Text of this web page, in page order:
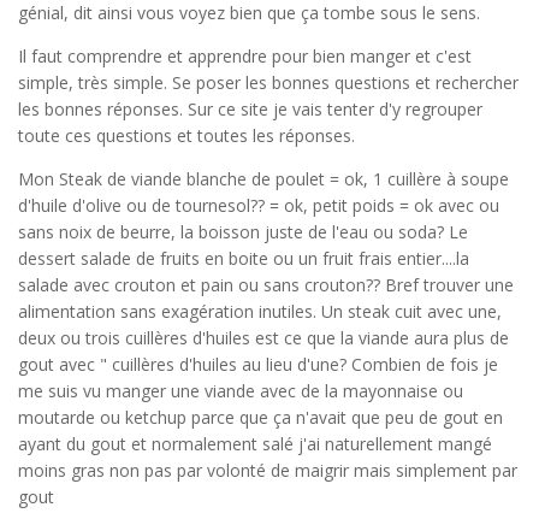
génial, dit ainsi vous voyez bien que ça tombe sous le sens.
Il faut comprendre et apprendre pour bien manger et c'est
simple, très simple. Se poser les bonnes questions et rechercher
les bonnes réponses. Sur ce site je vais tenter d'y regrouper
toute ces questions et toutes les réponses.
Mon Steak de viande blanche de poulet = ok, 1 cuillère à soupe
d'huile d'olive ou de tournesol?? = ok, petit poids = ok avec ou
sans noix de beurre, la boisson juste de l'eau ou soda? Le
dessert salade de fruits en boite ou un fruit frais entier....la
salade avec crouton et pain ou sans crouton?? Bref trouver une
alimentation sans exagération inutiles. Un steak cuit avec une,
deux ou trois cuillères d'huiles est ce que la viande aura plus de
gout avec " cuillères d'huiles au lieu d'une? Combien de fois je
me suis vu manger une viande avec de la mayonnaise ou
moutarde ou ketchup parce que ça n'avait que peu de gout en
ayant du gout et normalement salé j'ai naturellement mangé
moins gras non pas par volonté de maigrir mais simplement par
gout